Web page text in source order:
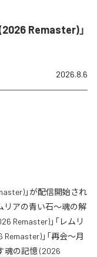
Remaster)」
2026.8.6
」が配信開始され
リアの青い石〜魂の解
Remaster)」「レムリ
」「再会〜月
魂の記憶 (2026